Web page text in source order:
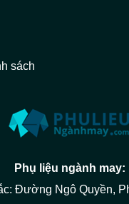
sách
Phụ liệu ngành may:
Đường Ngô Quyền,